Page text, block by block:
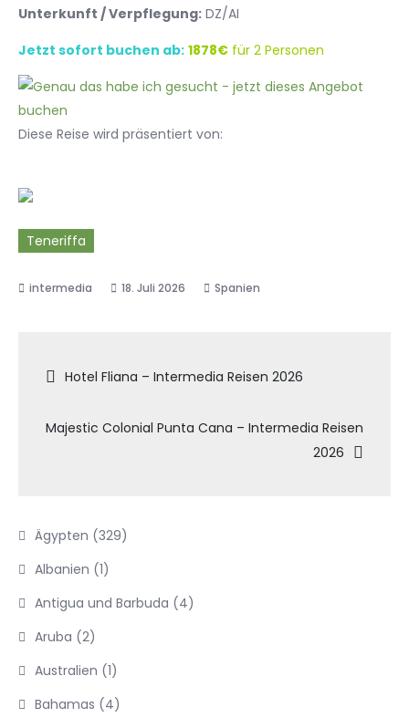
Unterkunft / Verpflegung: DZ/AI
Jetzt sofort buchen ab: 1878€ für 2 Personen
Diese Reise wird präsentiert von:
Teneriffa
18. Juli 2026 Spanien
Beitragsnavigation
Hotel Fliana – Intermedia Reisen 2026
Majestic Colonial Punta Cana – Intermedia Reisen
2026
Ägypten (329)
Albanien (1)
Antigua und Barbuda (4)
Aruba (2)
Australien (1)
Bahamas (4)